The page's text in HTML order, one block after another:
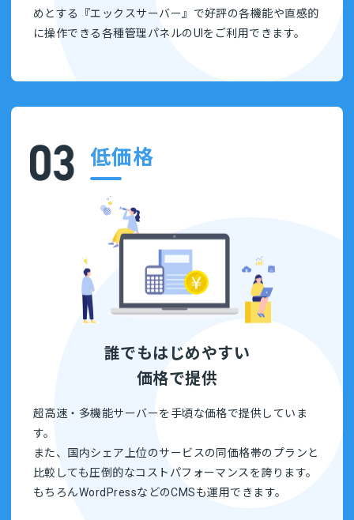
めとする『エックスサーバー』で好評の各機能や直感的
に操作できる各種管理パネルのUIをご利用できます。
低価格
誰でもはじめやすい
価格で提供
超高速・多機能サーバーを手頃な価格で提供していま
す。
また、国内シェア上位のサービスの同価格帯のプランと
比較しても圧倒的なコストパフォーマンスを誇ります。
もちろんWordPressなどのCMSも運用できます。